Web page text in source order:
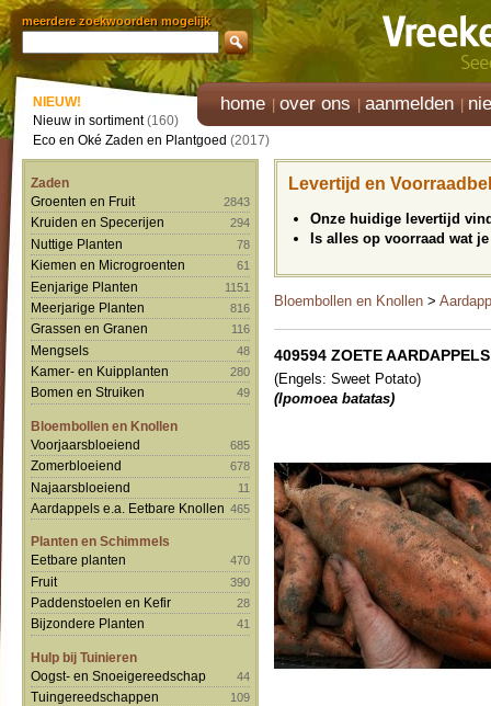
meerdere zoekwoorden mogelijk
home over ons aanmelden
NIEUW!
Nieuw in sortiment(160)
Eco en Oké Zaden en Plantgoed (2017)
Zaden
Groenten en Fruit
2843
Kruiden en Specerijen 294
Nuttige Planten 78
Kiemen en Microgroenten 61
Eenjarige Planten 1151
Meerjarige Planten 816
Grassen en Granen 116
Mengsels 48
Kamer- en Kuipplanten 280
Bomen en Struiken 49
Bloembollen en Knollen
Voorjaarsbloeiend
685
Zomerbloeiend 678
Najaarsbloeiend 11
Aardappels e.a. Eetbare Knollen 465
Planten en Schimmels
Eetbare planten
470
Fruit 390
Paddenstoelen en Kefir 28
Bijzondere Planten 41
Hulp bij Tuinieren
Oogst- en Snoeigereedschap
44
Tuingereedschappen 109
Levertijd en
Onze huidige levertijd
Is alles op voorraad wat
Bloembollen en Knollen >
409594 ZOETE
(Engels: Sweet Potato)
(Ipomoea batatas)